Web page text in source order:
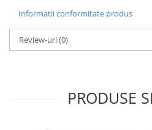
Informatii conformitate produs
Review-uri(0)
PRODUSE